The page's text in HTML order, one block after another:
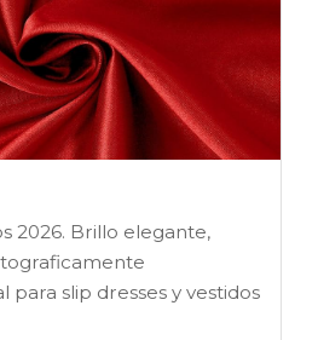
2026. Brillo elegante,
para slip dresses y vestidos